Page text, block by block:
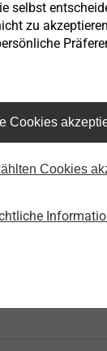
selbst
zu
Cookies
Cookies